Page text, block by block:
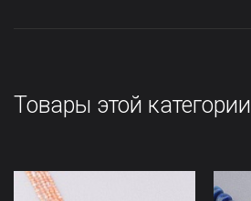
Товары этой категории